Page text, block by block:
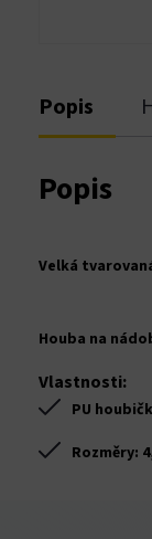
panel
panel
panel
panel
Popis
Popis
Velká
Houba na
Vlastnosti:
PU
Rozměry: